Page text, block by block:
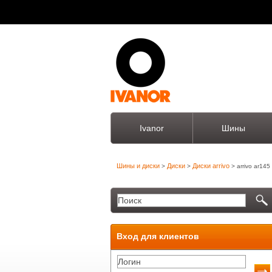
Ivanor Шины
Шины и диски > Диски > Диски arrivo > arrivo ar145
Вход для клиентов